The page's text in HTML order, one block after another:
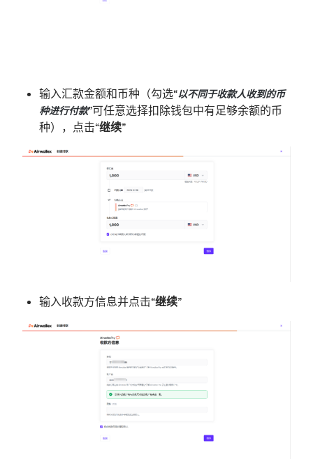
输入汇款金额和币种（勾选“以不同于收款人收到的币
种进行付款”可任意选择扣除钱包中有足够余额的币
种），点击“继续”
输入收款方信息并点击“继续”